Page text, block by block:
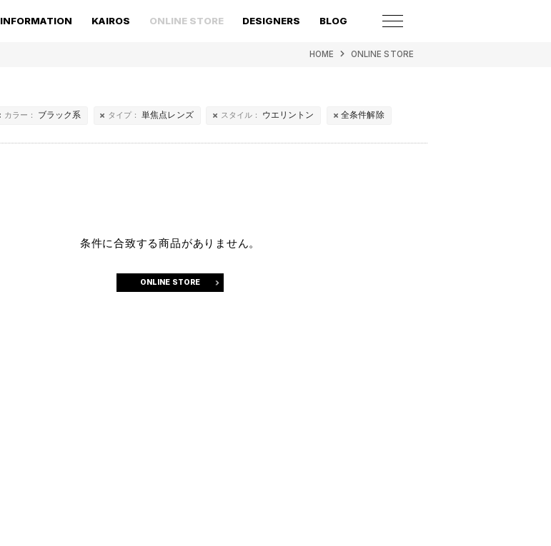
INFORMATION KAIROS ONLINE STORE DESIGNERS BLOG
HOME ONLINE STORE
カラー： ブラック系 タイプ： 単焦点レンズ スタイル： ウエリントン 全条件解除
条件に合致する商品がありません。
ONLINE STORE